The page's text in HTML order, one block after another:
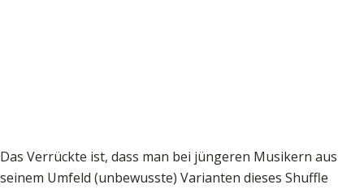
Das Verrückte ist, dass man bei jüngeren Musikern aus
seinem Umfeld (unbewusste) Varianten dieses Shuffle